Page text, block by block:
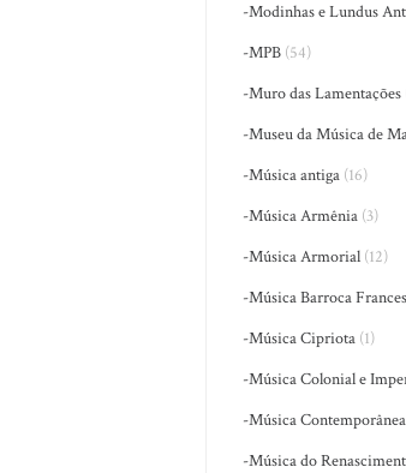
-Modinhas e Lundus
-MPB (54)
-Muro das Lamentações
-Museu da Música de
-Música antiga (16)
-Música Armênia (3)
-Música Armorial (12)
-Música Barroca
-Música Cipriota (1)
-Música Colonial e
-Música Contemporânea
-Música do